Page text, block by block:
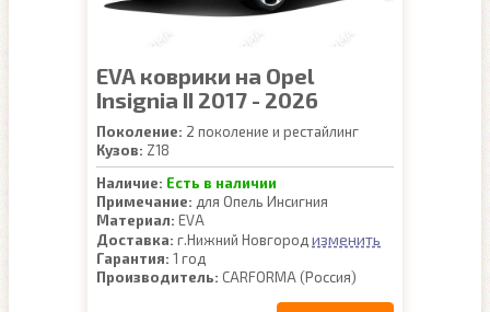
EVA коврики на Opel
Insignia II 2017 - 2026
Поколение: 2 поколение и рестайлинг
Кузов: Z18
Наличие: Есть в наличии
Примечание: для Опель Инсигния
Материал: EVA
Доставка: г.Нижний Новгород изменить
Гарантия: 1 год
Производитель: CARFORMA (Россия)